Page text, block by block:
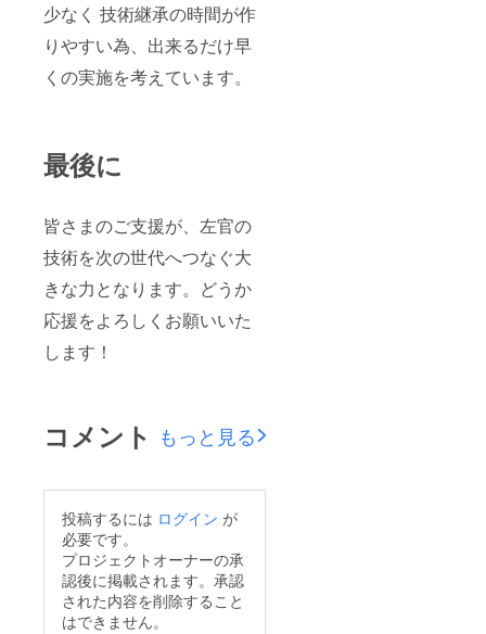
少なく 技術継承の時間が作
りやすい為、出来るだけ早
くの実施を考えています。
最後に
皆さまのご支援が、左官の
技術を次の世代へつなぐ大
きな力となります。どうか
応援をよろしくお願いいた
します！
コメント もっと見る
投稿するには ログイン が
必要です。
プロジェクトオーナーの承
認後に掲載されます。承認
された内容を削除すること
はできません。